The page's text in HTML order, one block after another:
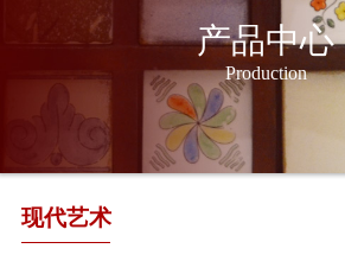
产品中心
Production
现代艺术